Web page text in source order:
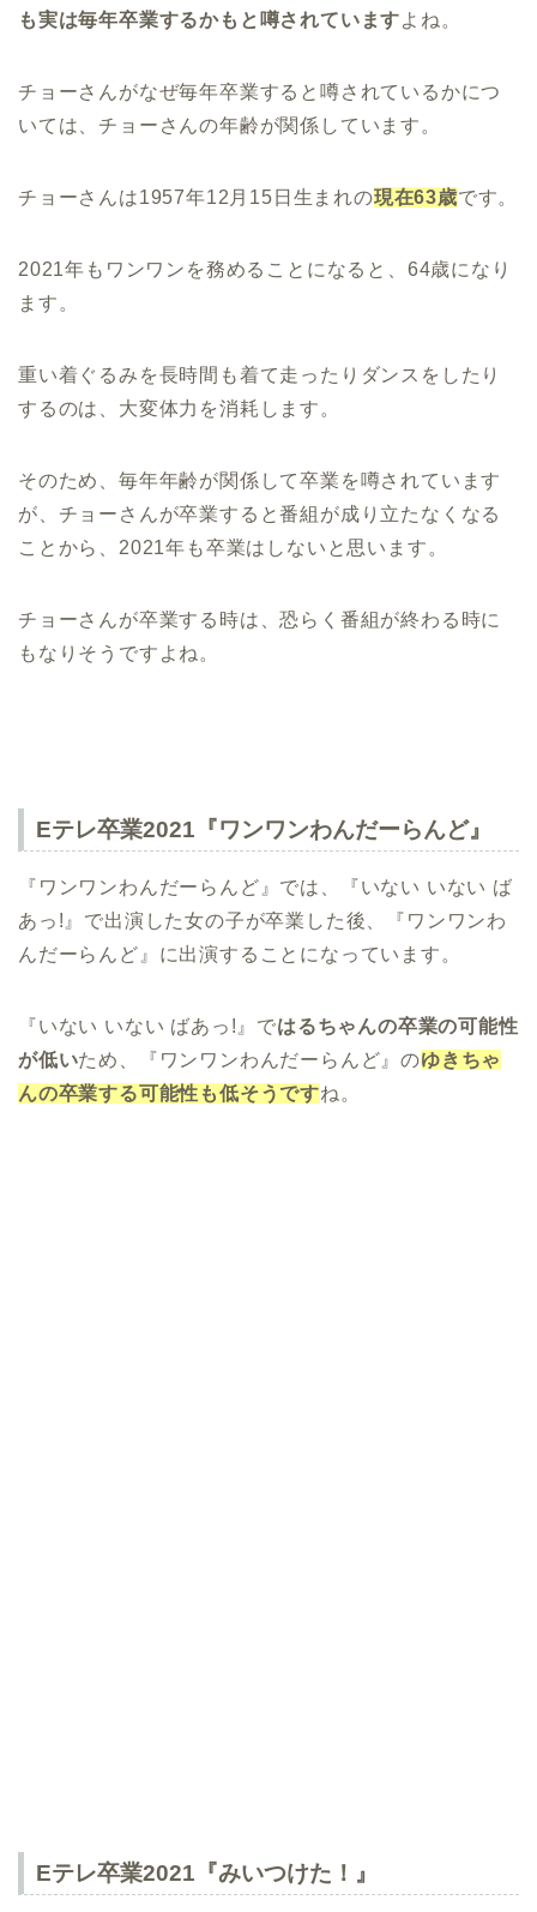
も実は毎年卒業するかもと噂されていますよね。
チョーさんがなぜ毎年卒業すると噂されているかにつ
いては、チョーさんの年齢が関係しています。
チョーさんは1957年12月15日生まれの現在63歳です。
2021年もワンワンを務めることになると、64歳になり
ます。
重い着ぐるみを長時間も着て走ったりダンスをしたり
するのは、大変体力を消耗します。
そのため、毎年年齢が関係して卒業を噂されています
が、チョーさんが卒業すると番組が成り立たなくなる
ことから、2021年も卒業はしないと思います。
チョーさんが卒業する時は、恐らく番組が終わる時に
もなりそうですよね。
Eテレ卒業2021『ワンワンわんだーらんど』
『ワンワンわんだーらんど』では、『いない いない ば
あっ!』で出演した女の子が卒業した後、『ワンワンわ
んだーらんど』に出演することになっています。
『いない いない ばあっ!』ではるちゃんの卒業の可能性
が低いため、『ワンワンわんだーらんど』のゆきちゃ
んの卒業する可能性も低そうですね。
Eテレ卒業2021『みいつけた！』